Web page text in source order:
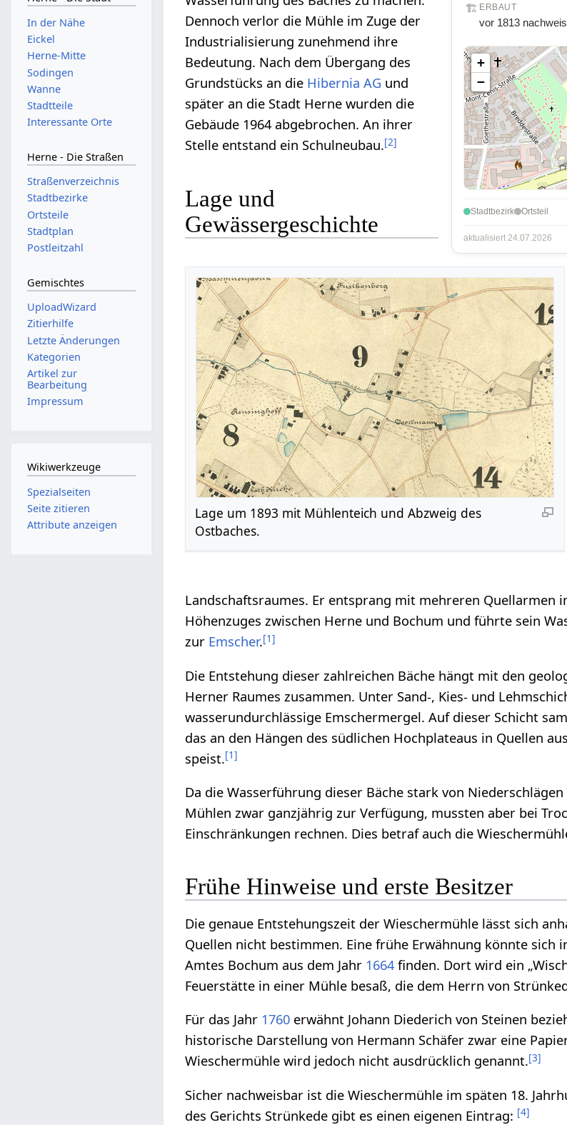
🏗️ ERBAUT
vor 1813
+
−
Stadtbezirk Ortsteil
aktualisiert 24.07.2026
Dennoch verlor die Mühle im Zuge der
Industrialisierung zunehmend ihre
Bedeutung. Nach dem Übergang des
Grundstücks an die Hibernia AG und
später an die Stadt Herne wurden die
Gebäude 1964 abgebrochen. An ihrer
Stelle entstand ein Schulneubau.[2]
Lage um 1893 mit Mühlenteich und Abzweig des
Ostbaches.
Lage und
Gewässergeschichte
Landschaftsraumes. Er entsprang mit mehreren Quellarmen
Höhenzuges zwischen Herne und Bochum und führte sein
zur Emscher.[1]
Die Entstehung dieser zahlreichen Bäche hängt mit den
Herner Raumes zusammen. Unter Sand-, Kies- und
wasserundurchlässige Emschermergel. Auf dieser Schicht
das an den Hängen des südlichen Hochplateaus in Quellen
speist.[1]
Da die Wasserführung dieser Bäche stark von
Mühlen zwar ganzjährig zur Verfügung, mussten aber bei
Einschränkungen rechnen. Dies betraf auch die
Frühe Hinweise und erste Besitzer
Die genaue Entstehungszeit der Wieschermühle lässt sich
Quellen nicht bestimmen. Eine frühe Erwähnung könnte sich
Amtes Bochum aus dem Jahr 1664 finden. Dort wird ein
Feuerstätte in einer Mühle besaß, die dem Herrn von
Für das Jahr 1760 erwähnt Johann Diederich von Steinen
historische Darstellung von Hermann Schäfer zwar eine
Wieschermühle wird jedoch nicht ausdrücklich genannt.[3]
Sicher nachweisbar ist die Wieschermühle im späten 18.
des Gerichts Strünkede gibt es einen eigenen Eintrag: [4]
In der Nähe
Eickel
Herne-Mitte
Sodingen
Wanne
Stadtteile
Interessante Orte
Herne - Die Straßen
Straßenverzeichnis
Stadtbezirke
Ortsteile
Stadtplan
Postleitzahl
Gemischtes
UploadWizard
Zitierhilfe
Letzte Änderungen
Kategorien
Artikel zur
Bearbeitung
Impressum
Wikiwerkzeuge
Spezialseiten
Seite zitieren
Attribute anzeigen